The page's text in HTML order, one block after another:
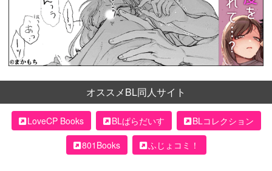
オススメBL同人サイト
LoveCP Books BLぱらだいす
BLコレクション
801Books
ふじょコミ！